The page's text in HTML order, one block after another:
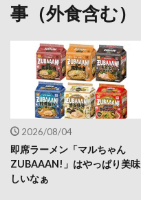
事（外食含む）
2026/08/04
即席ラーメン「マルちゃん
ZUBAAAN!」はやっぱり美味
しいなぁ